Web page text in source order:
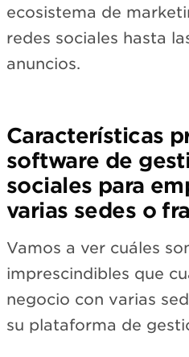
ecosistema de
redes sociales hasta
anuncios.
Características
software de
sociales para
varias sedes o
Vamos a ver cuáles
imprescindibles que
negocio con varias
su plataforma de